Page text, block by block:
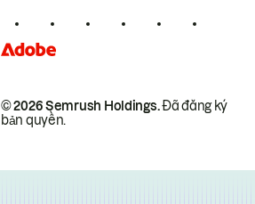
© 2026 Semrush Holdings.Đã đăng ký
bản quyền.